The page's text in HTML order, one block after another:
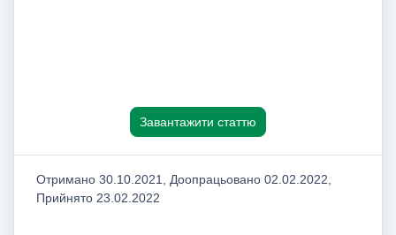
Завантажити статтю
Отримано 30.10.2021, Доопрацьовано 02.02.2022,
Прийнято 23.02.2022